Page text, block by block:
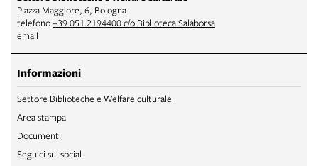
Piazza Maggiore, 6, Bologna
telefono+39 051 2194400 c/o Biblioteca Salaborsa
email
Informazioni
Settore Biblioteche e Welfare culturale
Area stampa
Documenti
Seguici sui social